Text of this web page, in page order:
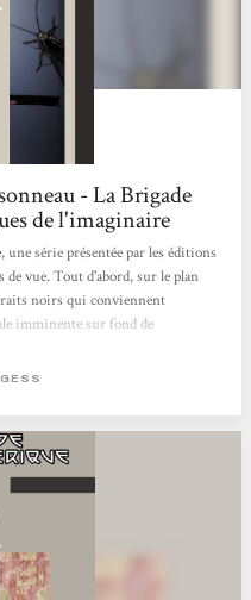
- La Brigade
de l'imaginaire
série présentée par les éditions
de vue. Tout d'abord, sur le plan
noirs qui conviennent
imminente sur fond de
mains. Côté scénario, nous ne
à la compréhension...